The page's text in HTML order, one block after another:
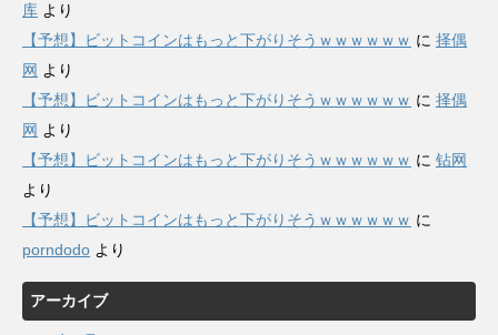
库 より
【予想】ビットコインはもっと下がりそうｗｗｗｗｗｗ に 择偶
网 より
【予想】ビットコインはもっと下がりそうｗｗｗｗｗｗ に 择偶
网 より
【予想】ビットコインはもっと下がりそうｗｗｗｗｗｗ に 钻网
より
【予想】ビットコインはもっと下がりそうｗｗｗｗｗｗ に
porndodo より
アーカイブ